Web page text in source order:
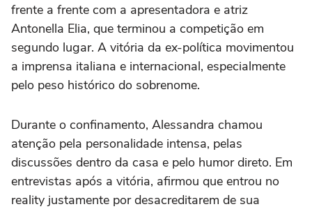
frente a frente com a apresentadora e atriz
Antonella Elia, que terminou a competição em
segundo lugar. A vitória da ex-política movimentou
a imprensa italiana e internacional, especialmente
pelo peso histórico do sobrenome.
Durante o confinamento, Alessandra chamou
atenção pela personalidade intensa, pelas
discussões dentro da casa e pelo humor direto. Em
entrevistas após a vitória, afirmou que entrou no
reality justamente por desacreditarem de sua